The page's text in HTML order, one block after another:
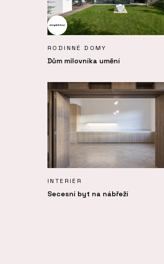
RODINNÉ DOMY
Dům milovníka umění
INTERIÉR
Secesní byt na nábřeží